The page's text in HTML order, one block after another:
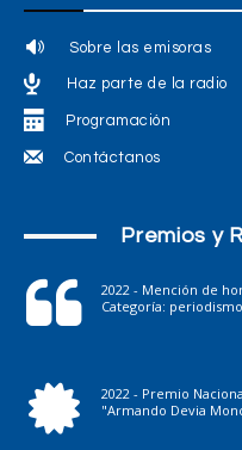
Sobre las emisoras
Haz parte de la radio
Programación
Contáctanos
Premios y
2022 - Mención de
Categoría:
2022 - Premio
"Armando Devia